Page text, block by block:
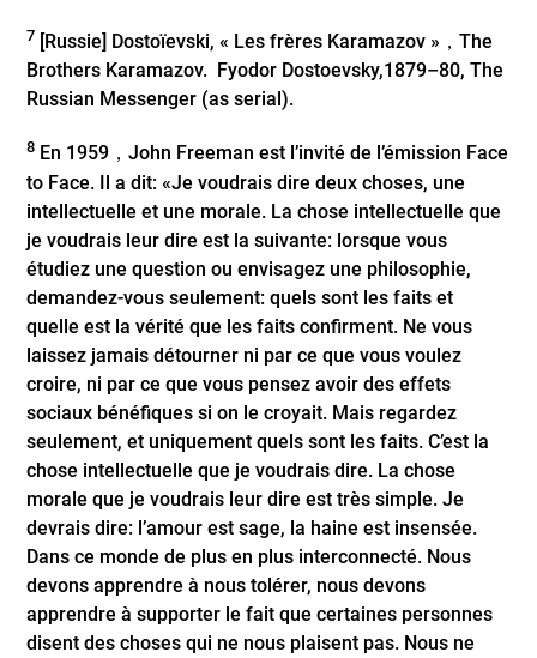
7 [Russie] Dostoïevski, « Les frères Karamazov »，The
Brothers Karamazov. Fyodor Dostoevsky,1879–80, The
Russian Messenger (as serial).
8 En 1959，John Freeman est l’invité de l’émission Face
to Face. Il a dit: «Je voudrais dire deux choses, une
intellectuelle et une morale. La chose intellectuelle que
je voudrais leur dire est la suivante: lorsque vous
étudiez une question ou envisagez une philosophie,
demandez-vous seulement: quels sont les faits et
quelle est la vérité que les faits confirment. Ne vous
laissez jamais détourner ni par ce que vous voulez
croire, ni par ce que vous pensez avoir des effets
sociaux bénéfiques si on le croyait. Mais regardez
seulement, et uniquement quels sont les faits. C’est la
chose intellectuelle que je voudrais dire. La chose
morale que je voudrais leur dire est très simple. Je
devrais dire: l’amour est sage, la haine est insensée.
Dans ce monde de plus en plus interconnecté. Nous
devons apprendre à nous tolérer, nous devons
apprendre à supporter le fait que certaines personnes
disent des choses qui ne nous plaisent pas. Nous ne